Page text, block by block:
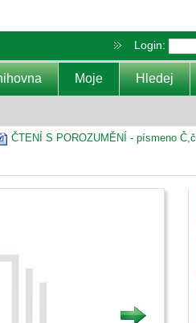
Login:
Moje Hledej
ČTENÍ S POROZUMĚNÍ - písmeno Č,č